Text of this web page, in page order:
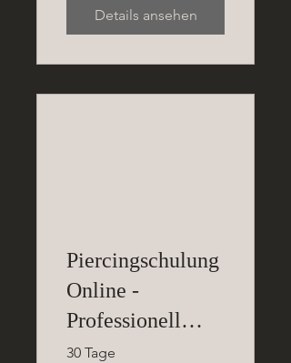
Details ansehen
Piercingschulung
Online -
Professionell
Piercen Lernen
30 Tage